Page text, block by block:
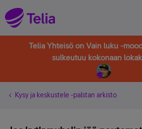
Telia Yhteisö on Vain luku -
sulkeutuu kokonaan
Kysy ja keskustele -palstan arkisto